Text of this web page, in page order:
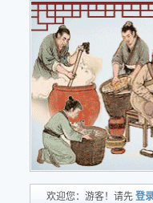
欢迎您：游客！请先 登